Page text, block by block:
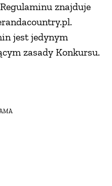
znajduje
jest jedynym
zasady Konkursu.